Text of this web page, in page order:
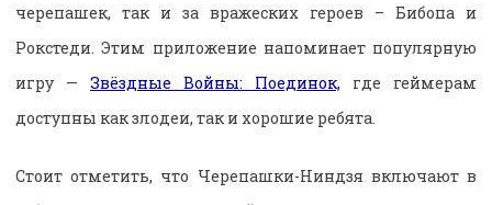
черепашек, так и за вражеских героев – Бибопа и
Рокстеди. Этим приложение напоминает популярную
игру — Звёздные Войны: Поединок, где геймерам
доступны как злодеи, так и хорошие ребята.
Стоит отметить, что Черепашки-Ниндзя включают в